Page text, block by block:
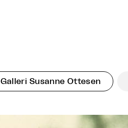
Galleri Susanne Ottesen